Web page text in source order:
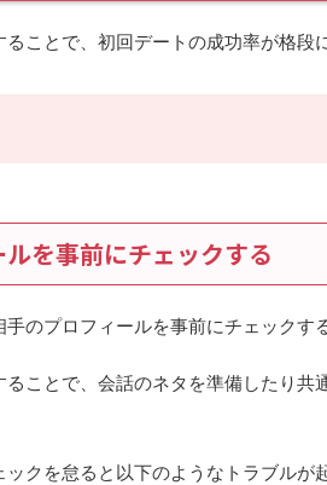
ことで、初回デートの成功率が格段
を事前にチェックする
のプロフィールを事前にチェックす
ことで、会話のネタを準備したり共
クを怠ると以下のようなトラブルが